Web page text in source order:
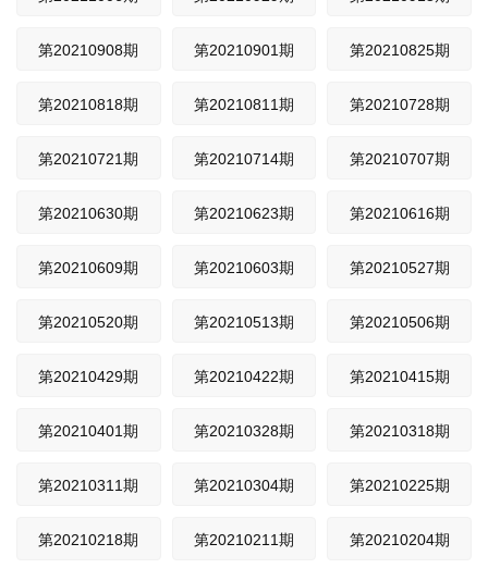
第20210908期 第20210901期 第20210825期
第20210818期 第20210811期 第20210728期
第20210721期 第20210714期 第20210707期
第20210630期 第20210623期 第20210616期
第20210609期 第20210603期 第20210527期
第20210520期 第20210513期 第20210506期
第20210429期 第20210422期 第20210415期
第20210401期 第20210328期 第20210318期
第20210311期 第20210304期 第20210225期
第20210218期 第20210211期 第20210204期